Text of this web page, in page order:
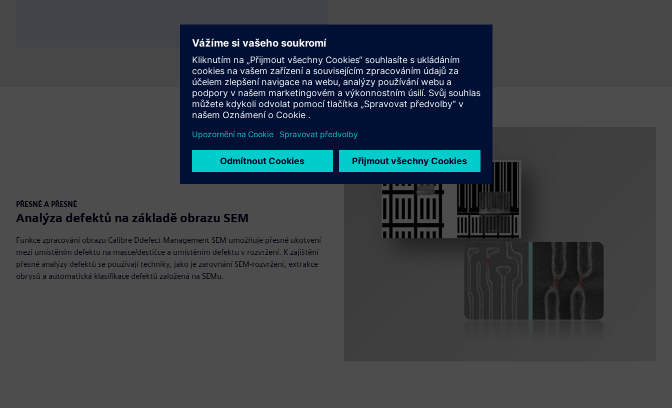
PŘESNÉ A PŘESNÉ
Analýza defektů na základě obrazu SEM
Funkce zpracování obrazu Calibre Ddefect Management SEM umožňuje přesné ukotvení
mezi umístěním defektu na masce/destičce a umístěním defektu v rozvržení. K zajištění
přesné analýzy defektů se používají techniky, jako je zarovnání SEM-rozvržení, extrakce
obrysů a automatická klasifikace defektů založená na SEMu.